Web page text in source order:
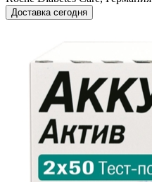
Доставка сегодня